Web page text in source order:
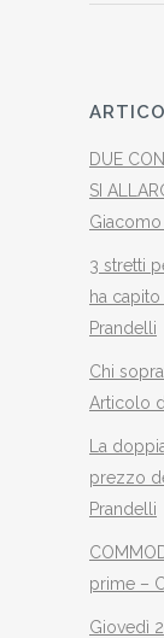
DUE
SI
3 stretti
ha
Prandelli
Chi
Articolo
La
prezzo
Prandelli
prime –
Giovedì